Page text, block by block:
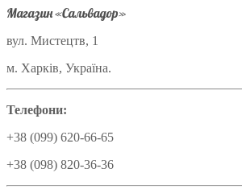
Магазин «Сальвадор»
вул. Мистецтв, 1
м. Харків, Україна.
Телефони:
+38 (099) 620-66-65
+38 (098) 820-36-36